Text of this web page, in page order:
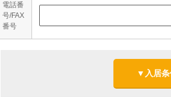
電話番
号/FAX
番号
▼入居条